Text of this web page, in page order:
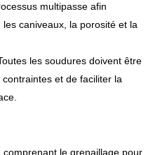
multipasse afin
les caniveaux, la porosité et la
les soudures doivent être
et de faciliter la
le grenaillage pour